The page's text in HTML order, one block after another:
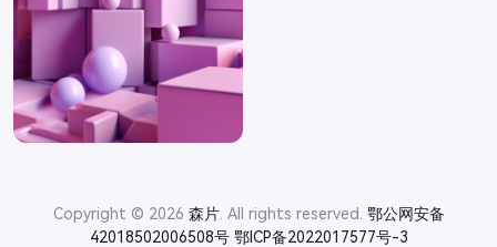
Copyright © 2026 森片. All rights reserved. 鄂公网安备
42018502006508号 鄂ICP备2022017577号-3